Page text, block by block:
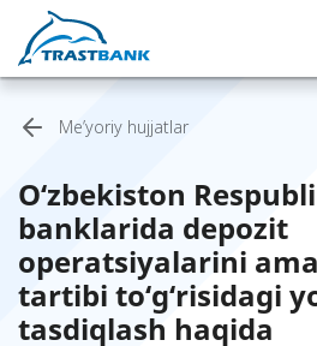
Me’yoriy hujjatlar
O‘zbekiston
banklarida depozit
operatsiyalarini
tartibi to‘g‘risidagi
tasdiqlash haqida